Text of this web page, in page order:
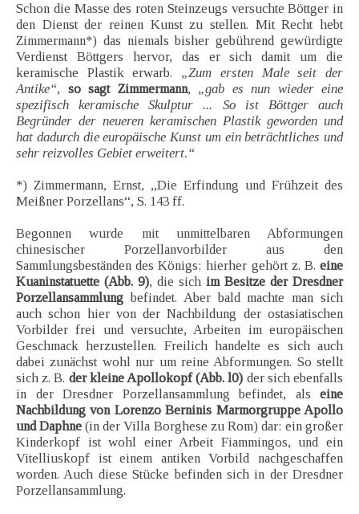
Schon die Masse des roten Steinzeugs versuchte Böttger in
den Dienst der reinen Kunst zu stellen. Mit Recht hebt
Zimmermann*) das niemals bisher gebührend gewürdigte
Verdienst Böttgers hervor, das er sich damit um die
keramische Plastik erwarb. „Zum ersten Male seit der
Antike“, so sagt Zimmermann, „gab es nun wieder eine
spezifisch keramische Skulptur ... So ist Böttger auch
Begründer der neueren keramischen Plastik geworden und
hat dadurch die europäische Kunst um ein beträchtliches und
sehr reizvolles Gebiet erweitert.“
*) Zimmermann, Ernst, „Die Erfindung und Frühzeit des
Meißner Porzellans“, S. 143 ff.
Begonnen wurde mit unmittelbaren Abformungen
chinesischer Porzellanvorbilder aus den
Sammlungsbeständen des Königs; hierher gehört z. B. eine
Kuaninstatuette (Abb. 9), die sich im Besitze der Dresdner
Porzellansammlung befindet. Aber bald machte man sich
auch schon hier von der Nachbildung der ostasiatischen
Vorbilder frei und versuchte, Arbeiten im europäischen
Geschmack herzustellen. Freilich handelte es sich auch
dabei zunächst wohl nur um reine Abformungen. So stellt
sich z. B. der kleine Apollokopf (Abb. l0) der sich ebenfalls
in der Dresdner Porzellansammlung befindet, als eine
Nachbildung von Lorenzo Berninis Marmorgruppe Apollo
und Daphne (in der Villa Borghese zu Rom) dar: ein großer
Kinderkopf ist wohl einer Arbeit Fiammingos, und ein
Vitelliuskopf ist einem antiken Vorbild nachgeschaffen
worden. Auch diese Stücke befinden sich in der Dresdner
Porzellansammlung.